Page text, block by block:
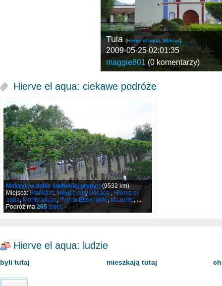
Tula (Hierve el aqua,Meksyk)
2009-05-25 02:01:35
maggie801(0 komentarzy)
Hierve el aqua: ciekawe podróże
Meksyk w dobie świńskiej grypy:)(9532 km)
Miejsca:Frankfurt, Mexico city,Oaxaca, Hierve el
aqua, Monte alban,Puerto Escondido, Mazunte, ...
Podróż ma265zdjęć
Hierve el aqua: ludzie
byli tutaj mieszkają tutaj